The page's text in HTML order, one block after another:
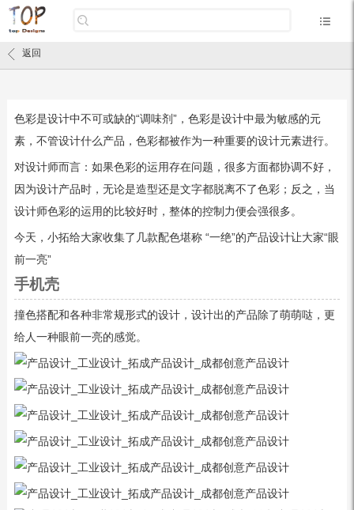
返回
色彩是设计中不可或缺的“调味剂”，色彩是设计中最为敏感的元
素，不管设计什么产品，色彩都被作为一种重要的设计元素进行。
对设计师而言：如果色彩的运用存在问题，很多方面都协调不好，
因为设计产品时，无论是造型还是文字都脱离不了色彩；反之，当
设计师色彩的运用的比较好时，整体的控制力便会强很多。
今天，小拓给大家收集了几款配色堪称 “一绝”的产品设计让大家“眼
前一亮”
手机壳
撞色搭配和各种非常规形式的设计，设计出的产品除了萌萌哒，更
给人一种眼前一亮的感觉。